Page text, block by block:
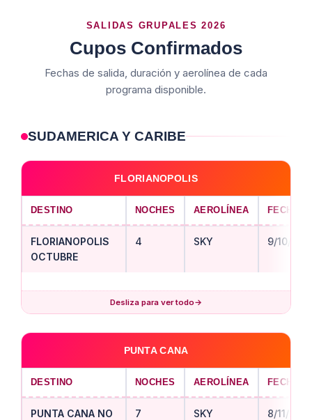
SALIDAS GRUPALES 2026
Cupos Confirmados
Fechas de salida, duración y aerolínea de cada
programa disponible.
SUDAMERICA Y CARIBE
FLORIANOPOLIS
DESTINO NOCHES AEROLÍNEA FECHA
FLORIANOPOLIS
OCTUBRE
4 SKY 9/10/
Desliza para ver todo→
PUNTA CANA
DESTINO NOCHES AEROLÍNEA FECHA
PUNTA CANA NO
7 SKY 8/11/